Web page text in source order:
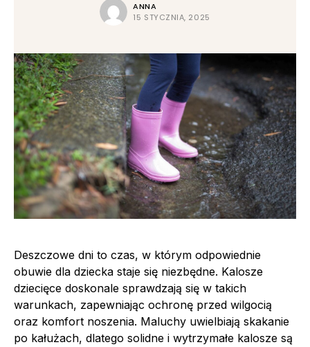
ANNA
15 STYCZNIA, 2025
Deszczowe dni to czas, w którym odpowiednie
obuwie dla dziecka staje się niezbędne. Kalosze
dziecięce doskonale sprawdzają się w takich
warunkach, zapewniając ochronę przed wilgocią
oraz komfort noszenia. Maluchy uwielbiają skakanie
po kałużach, dlatego solidne i wytrzymałe kalosze są